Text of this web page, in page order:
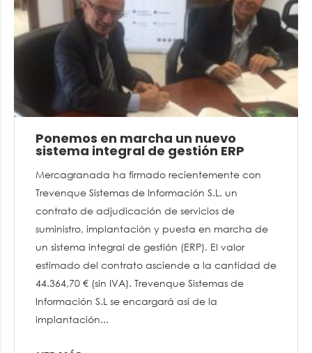
Ponemos en marcha un nuevo
sistema integral de gestión ERP
Mercagranada ha firmado recientemente con
Trevenque Sistemas de Información S.L. un
contrato de adjudicación de servicios de
suministro, implantación y puesta en marcha de
un sistema integral de gestión (ERP). El valor
estimado del contrato asciende a la cantidad de
44.364,70 € (sin IVA). Trevenque Sistemas de
Información S.L se encargará así de la
implantación...